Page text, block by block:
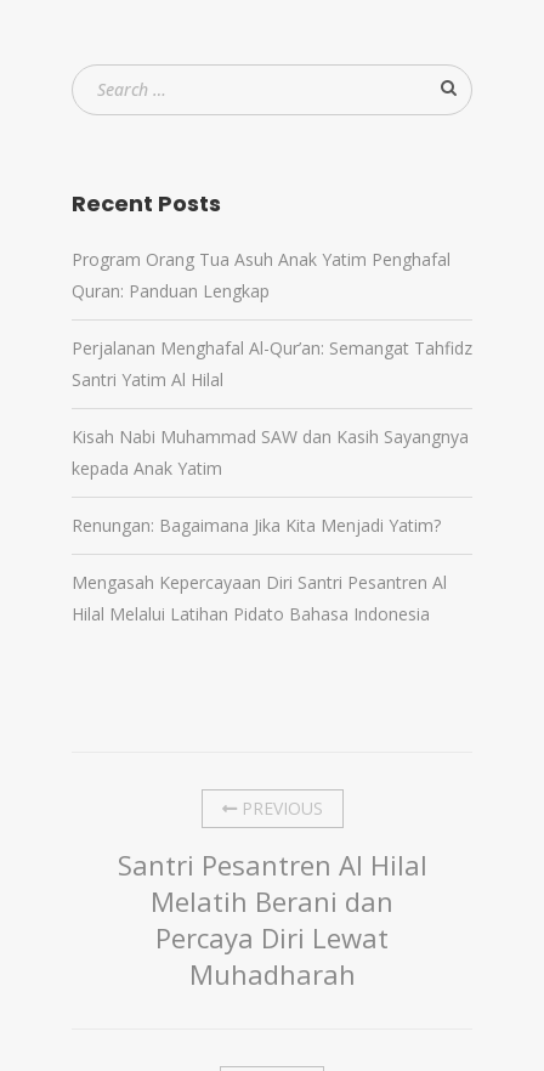
Recent Posts
Program Orang Tua Asuh Anak Yatim Penghafal
Quran: Panduan Lengkap
Perjalanan Menghafal Al-Qur’an: Semangat Tahfidz
Santri Yatim Al Hilal
Kisah Nabi Muhammad SAW dan Kasih Sayangnya
kepada Anak Yatim
Renungan: Bagaimana Jika Kita Menjadi Yatim?
Mengasah Kepercayaan Diri Santri Pesantren Al
Hilal Melalui Latihan Pidato Bahasa Indonesia
PREVIOUS
Santri Pesantren Al Hilal
Melatih Berani dan
Percaya Diri Lewat
Muhadharah